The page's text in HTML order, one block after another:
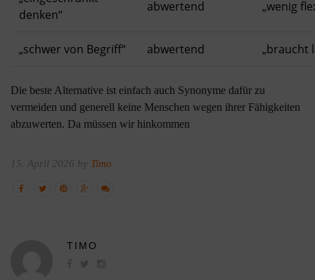
denken“
abwertend „wenig
„schwer von Begriff“ abwertend „braucht
Die beste Alternative ist einfach auch Synonyme dafür zu
vermeiden und generell keine Menschen wegen ihrer Fähigkeiten
abzuwerten. Da müssen wir hinkommen
15. April 2026 by Timo
TIMO